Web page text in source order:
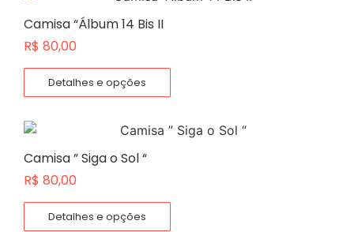
Camisa “Álbum 14 Bis II
R$ 80,00
Detalhes e opções
Camisa ” Siga o Sol “
R$ 80,00
Detalhes e opções